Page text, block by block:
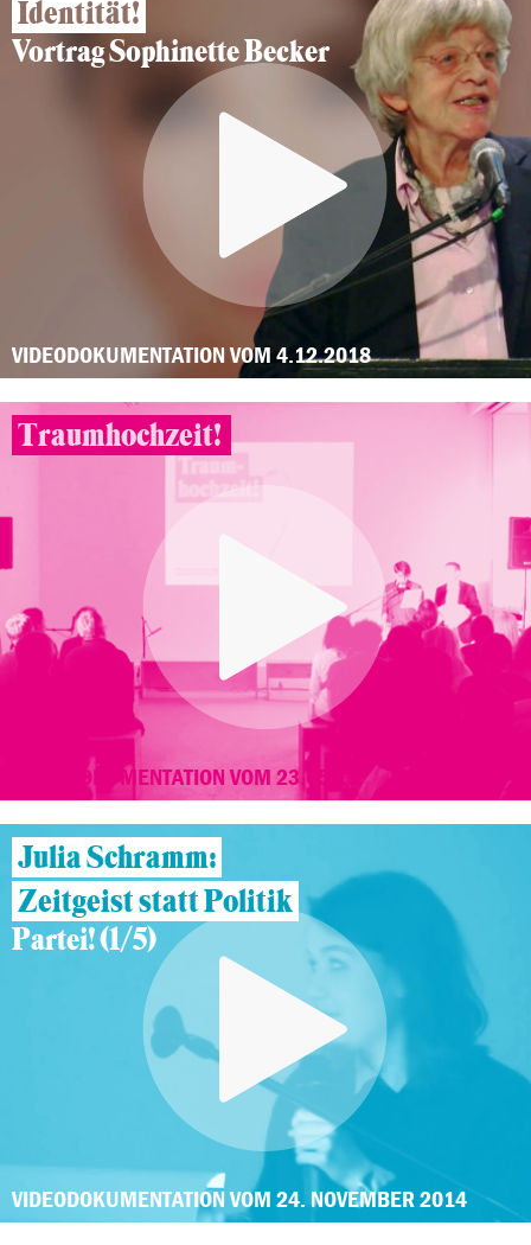
Identität!
Vortrag Sophinette Becker
VIDEODOKUMENTATION VOM 4.12.2018
Traumhochzeit!
VIDEODOKUMENTATION VOM 23.05.15
Julia Schramm:
Zeitgeist statt Politik
Partei! (1/5)
VIDEODOKUMENTATION VOM 24. NOVEMBER 2014